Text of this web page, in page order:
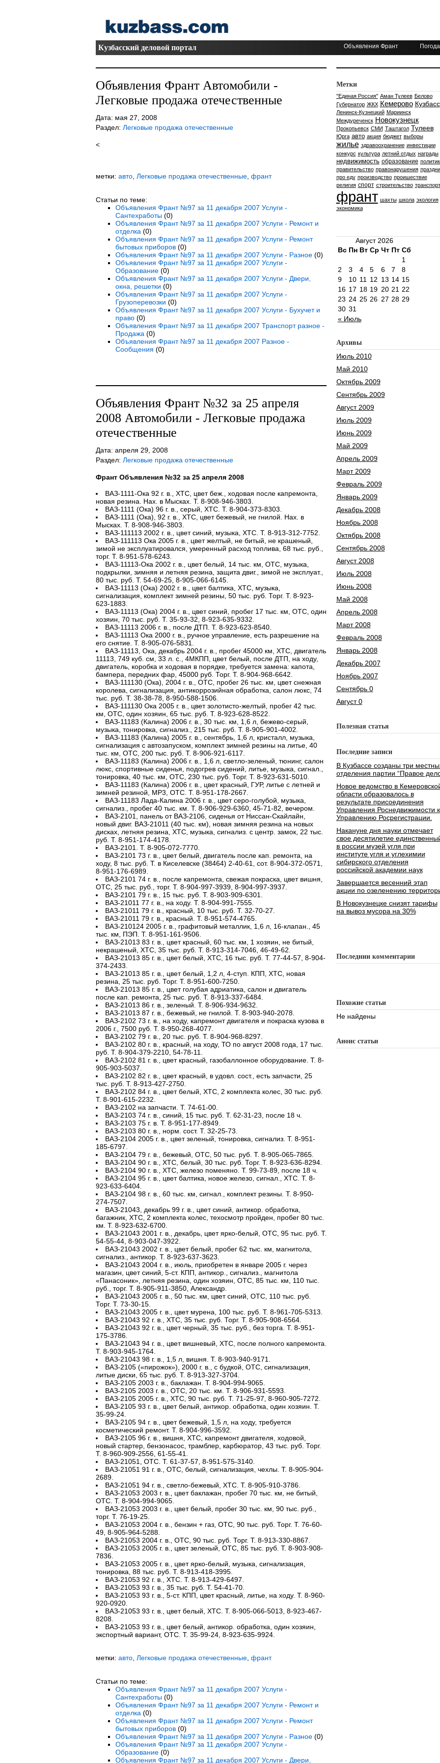
Кузбасский деловой портал Объявления Франт Погода
Объявления Франт Автомобили -
Легковые продажа отечественные
Дата: мая 27, 2008
Раздел: Легковые продажа отечественные
<
метки: авто, Легковые продажа отечественные, франт
Статьи по теме:
Объявления Франт №97 за 11 декабря 2007 Услуги -
Сантехработы(0)
Объявления Франт №97 за 11 декабря 2007 Услуги - Ремонт и
отделка (0)
Объявления Франт №97 за 11 декабря 2007 Услуги - Ремонт
бытовых приборов(0)
Объявления Франт №97 за 11 декабря 2007 Услуги - Разное(0)
Объявления Франт №97 за 11 декабря 2007 Услуги -
Образование(0)
Объявления Франт №97 за 11 декабря 2007 Услуги - Двери,
окна, решетки (0)
Объявления Франт №97 за 11 декабря 2007 Услуги -
Грузоперевозки (0)
Объявления Франт №97 за 11 декабря 2007 Услуги - Бухучет и
право(0)
Объявления Франт №97 за 11 декабря 2007 Транспорт разное -
Продажа (0)
Объявления Франт №97 за 11 декабря 2007 Разное -
Сообщения (0)
Объявления Франт №32 за 25 апреля
2008 Автомобили - Легковые продажа
отечественные
Дата: апреля 29, 2008
Раздел: Легковые продажа отечественные
Франт Объявления №32 за 25 апреля 2008
ВАЗ-1111-Ока 92 г. в., ХТС, цвет беж., ходовая после капремонта,
новая резина. Нах. в Мысках. Т. 8-908-946-3803.
ВАЗ-1111 (Ока) 96 г. в., серый, ХТС. Т. 8-904-373-8303.
ВАЗ-1111 (Ока), 92 г. в., ХТС, цвет бежевый, не гнилой. Нах. в
Мысках. Т. 8-908-946-3803.
ВАЗ-111113 2002 г. в., цвет синий, музыка, ХТС. Т. 8-913-312-7752.
ВАЗ-111113 Ока 2005 г. в., цвет желтый, не битый, не крашеный,
зимой не эксплуатировался, умеренный расход топлива, 68 тыс. руб.,
торг. Т. 8-951-578-6243.
ВАЗ-11113-Ока 2002 г. в., цвет белый, 14 тыс. км, ОТС, музыка,
подкрылки, зимняя и летняя резина, защита двиг., зимой не эксплуат.,
80 тыс. руб. Т. 54-69-25, 8-905-066-6145.
ВАЗ-11113 (Ока) 2002 г. в., цвет балтика, ХТС, музыка,
сигнализация, комплект зимней резины, 50 тыс. руб. Торг. Т. 8-923-
623-1883.
ВАЗ-11113 (Ока) 2004 г. в., цвет синий, пробег 17 тыс. км, ОТС, один
хозяин, 70 тыс. руб. Т. 35-93-32, 8-923-635-9332.
ВАЗ-11113 2006 г. в., после ДТП. Т. 8-923-623-8540.
ВАЗ-11113 Ока 2000 г. в., ручное управление, есть разрешение на
его снятие. Т. 8-905-076-5831.
ВАЗ-11113, Ока, декабрь 2004 г. в., пробег 45000 км, ХТС, двигатель
11113, 749 куб. см, 33 л. с., 4МКПП, цвет белый, после ДТП, на ходу,
двигатель, коробка и ходовая в порядке, требуется замена: капота,
бампера, передних фар, 45000 руб. Торг. Т. 8-904-968-6642.
ВАЗ-111130 (Ока), 2004 г. в., ОТС, пробег 26 тыс. км, цвет снежная
королева, сигнализация, антикоррозийная обработка, салон люкс, 74
тыс. руб. Т. 38-38-78, 8-950-588-1506.
ВАЗ-111130 Ока 2005 г. в., цвет золотисто-желтый, пробег 42 тыс.
км, ОТС, один хозяин, 65 тыс. руб. Т. 8-923-628-8522.
ВАЗ-11183 (Калина) 2006 г. в., 30 тыс. км, 1,6 л, бежево-серый,
музыка, тонировка, сигнализ., 215 тыс. руб. Т. 8-905-901-4002.
ВАЗ-11183 (Калина) 2005 г. в., сентябрь, 1,6 л, кристалл, музыка,
сигнализация с автозапуском, комплект зимней резины на литье, 40
тыс. км, ОТС, 200 тыс. руб. Т. 8-906-921-6117.
ВАЗ-11183 (Калина) 2006 г. в., 1,6 л, светло-зеленый, тюнинг, салон
люкс, спортивные сиденья, подогрев сидений, литье, музыка, сигнал.,
тонировка, 40 тыс. км, ОТС, 230 тыс. руб. Торг. Т. 8-923-631-5010.
ВАЗ-11183 (Калина) 2006 г. в., цвет красный, ГУР, литье с летней и
зимней резиной, МР3, ОТС. Т. 8-951-178-2667.
ВАЗ-11183 Лада-Калина 2006 г. в., цвет серо-голубой, музыка,
сигнализ., пробег 40 тыс. км. Т. 8-906-929-6360, 45-71-82, вечером.
ВАЗ-2101, панель от ВАЗ-2106, сиденья от Ниссан-Скайлайн,
новый двиг. ВАЗ-21011 (40 тыс. км), новая зимняя резина на новых
дисках, летняя резина, ХТС, музыка, сигнализ. с центр. замок, 22 тыс.
руб. Т. 8-951-174-4178.
ВАЗ-2101. Т. 8-905-072-7770.
ВАЗ-2101 73 г. в., цвет белый, двигатель после кап. ремонта, на
ходу, 8 тыс. руб. Т. в Киселевске (38464) 2-40-61, сот. 8-904-372-0571,
8-951-176-6989.
ВАЗ-2101 74 г. в., после капремонта, свежая покраска, цвет вишня,
ОТС, 25 тыс. руб., торг. Т. 8-904-997-3939, 8-904-997-3937.
ВАЗ-2101 79 г. в., 15 тыс. руб. Т. 8-903-909-6301.
ВАЗ-21011 77 г. в., на ходу. Т. 8-904-991-7555.
ВАЗ-21011 79 г. в., красный, 10 тыс. руб. Т. 32-70-27.
ВАЗ-21011 79 г. в., красный. Т. 8-951-574-4765.
ВАЗ-210124 2005 г. в., графитовый металлик, 1,6 л, 16-клапан., 45
тыс. км, ПЭП. Т. 8-951-161-9506.
ВАЗ-21013 83 г. в., цвет красный, 60 тыс. км, 1 хозяин, не битый,
некрашеный, ХТС, 35 тыс. руб. Т. 8-913-314-7046, 46-49-62.
ВАЗ-21013 85 г. в., цвет белый, ХТС, 16 тыс. руб. Т. 77-44-57, 8-904-
374-2433.
ВАЗ-21013 85 г. в., цвет белый, 1,2 л, 4-ступ. КПП, ХТС, новая
резина, 25 тыс. руб. Торг. Т. 8-951-600-7250.
ВАЗ-21013 85 г. в., цвет голубая адриатика, салон и двигатель
после кап. ремонта, 25 тыс. руб. Т. 8-913-337-6484.
ВАЗ-21013 86 г. в., зеленый. Т. 8-906-934-9632.
ВАЗ-21013 87 г. в., бежевый, не гнилой. Т. 8-903-940-2078.
ВАЗ-2102 73 г. в., на ходу, капремонт двигателя и покраска кузова в
2006 г., 7500 руб. Т. 8-950-268-4077.
ВАЗ-2102 79 г. в., 20 тыс. руб. Т. 8-904-968-8297.
ВАЗ-2102 80 г. в., красный, на ходу, ТО по август 2008 года, 17 тыс.
руб. Т. 8-904-379-2210, 54-78-11.
ВАЗ-2102 81 г. в., цвет красный, газобаллонное оборудование. Т. 8-
905-903-5037.
ВАЗ-2102 82 г. в., цвет красный, в удовл. сост., есть запчасти, 25
тыс. руб. Т. 8-913-427-2750.
ВАЗ-2102 84 г. в., цвет белый, ХТС, 2 комплекта колес, 30 тыс. руб.
Т. 8-901-615-2232.
ВАЗ-2102 на запчасти. Т. 74-61-00.
ВАЗ-2103 74 г. в., синий, 15 тыс. руб. Т. 62-31-23, после 18 ч.
ВАЗ-2103 75 г. в. Т. 8-951-177-8949.
ВАЗ-2103 80 г. в., норм. сост. Т. 32-25-73.
ВАЗ-2104 2005 г. в., цвет зеленый, тонировка, сигнализ. Т. 8-951-
185-6797.
ВАЗ-2104 79 г. в., бежевый, ОТС, 50 тыс. руб. Т. 8-905-065-7865.
ВАЗ-2104 90 г. в., ХТС, белый, 30 тыс. руб. Торг. Т. 8-923-636-8294.
ВАЗ-2104 90 г. в., ХТС, железо поменяно. Т. 99-73-89, после 18 ч.
ВАЗ-2104 95 г. в., цвет балтика, новое железо, сигнал., ХТС. Т. 8-
923-633-6404.
ВАЗ-2104 98 г. в., 60 тыс. км, сигнал., комплект резины. Т. 8-950-
274-7507.
ВАЗ-21043, декабрь 99 г. в., цвет синий, антикор. обработка,
багажник, ХТС, 2 комплекта колес, техосмотр пройден, пробег 80 тыс.
км. Т. 8-923-632-6700.
ВАЗ-21043 2001 г. в., декабрь, цвет ярко-белый, ОТС, 95 тыс. руб. Т.
54-55-44, 8-903-047-3922.
ВАЗ-21043 2002 г. в., цвет белый, пробег 62 тыс. км, магнитола,
сигнализ., антикор. Т. 8-923-637-3623.
ВАЗ-21043 2004 г. в., июль, приобретен в январе 2005 г. через
магазин, цвет синий, 5-ст. КПП, антикор., сигнализ., магнитола
«Панасоник», летняя резина, один хозяин, ОТС, 85 тыс. км, 110 тыс.
руб., торг. Т. 8-905-911-3850, Александр.
ВАЗ-21043 2005 г. в., 50 тыс. км, цвет синий, ОТС, 110 тыс. руб.
Торг. Т. 73-30-15.
ВАЗ-21043 2005 г. в., цвет мурена, 100 тыс. руб. Т. 8-961-705-5313.
ВАЗ-21043 92 г. в., ХТС, 35 тыс. руб. Торг. Т. 8-905-908-6564.
ВАЗ-21043 92 г. в., цвет черный, 35 тыс. руб., без торга. Т. 8-951-
175-3786.
ВАЗ-21043 94 г. в., цвет вишневый, ХТС, после полного капремонта.
Т. 8-903-945-1764.
ВАЗ-21043 98 г. в., 1,5 л, вишня. Т. 8-903-940-9171.
ВАЗ-2105 («пирожок»), 2000 г. в., с будкой, ОТС, сигнализация,
литые диски, 65 тыс. руб. Т. 8-913-327-3704.
ВАЗ-2105 2003 г. в., баклажан. Т. 8-904-994-9065.
ВАЗ-2105 2003 г. в., ОТС, 20 тыс. км. Т. 8-906-931-5593.
ВАЗ-2105 2005 г. в., ХТС, 90 тыс. руб. Т. 71-25-97, 8-960-905-7272.
ВАЗ-2105 93 г. в., цвет белый, антикор. обработка, один хозяин. Т.
35-99-24.
ВАЗ-2105 94 г. в., цвет бежевый, 1,5 л, на ходу, требуется
косметический ремонт. Т. 8-904-996-3592.
ВАЗ-2105 96 г. в., вишня, ХТС, капремонт двигателя, ходовой,
новый стартер, бензонасос, трамблер, карбюратор, 43 тыс. руб. Торг.
Т. 8-960-909-2556, 61-55-41.
ВАЗ-21051, ОТС. Т. 61-37-57, 8-951-575-3140.
ВАЗ-21051 91 г. в., ОТС, белый, сигнализация, чехлы. Т. 8-905-904-
2689.
ВАЗ-21051 94 г. в., светло-бежевый, ХТС. Т. 8-905-910-3786.
ВАЗ-21053 2003 г. в., цвет баклажан, пробег 70 тыс. км, не битый,
ОТС. Т. 8-904-994-9065.
ВАЗ-21053 2003 г. в., цвет белый, пробег 30 тыс. км, 90 тыс. руб.,
торг. Т. 76-19-25.
ВАЗ-21053 2004 г. в., бензин + газ, ОТС, 90 тыс. руб. Торг. Т. 76-60-
49, 8-905-964-5288.
ВАЗ-21053 2004 г. в., ОТС, 90 тыс. руб. Торг. Т. 8-913-330-8867.
ВАЗ-21053 2005 г. в., цвет зеленый, ОТС, 85 тыс. руб. Т. 8-903-908-
7836.
ВАЗ-21053 2005 г. в., цвет ярко-белый, музыка, сигнализация,
тонировка, 88 тыс. руб. Т. 8-913-418-3995.
ВАЗ-21053 92 г. в., ХТС. Т. 8-913-429-6497.
ВАЗ-21053 93 г. в., 35 тыс. руб. Т. 54-41-70.
ВАЗ-21053 93 г. в., 5-ст. КПП, цвет красный, литье, на ходу. Т. 8-960-
920-0920.
ВАЗ-21053 93 г. в., цвет белый, ХТС. Т. 8-905-066-5013, 8-923-467-
8208.
ВАЗ-21053 93 г. в., цвет белый, антикор. обработка, один хозяин,
экспортный вариант, ОТС. Т. 35-99-24, 8-923-635-9924.
метки: авто, Легковые продажа отечественные, франт
Статьи по теме:
Объявления Франт №97 за 11 декабря 2007 Услуги -
Сантехработы(0)
Объявления Франт №97 за 11 декабря 2007 Услуги - Ремонт и
отделка (0)
Объявления Франт №97 за 11 декабря 2007 Услуги - Ремонт
бытовых приборов(0)
Объявления Франт №97 за 11 декабря 2007 Услуги - Разное(0)
Объявления Франт №97 за 11 декабря 2007 Услуги -
Образование(0)
Объявления Франт №97 за 11 декабря 2007 Услуги - Двери,
Метки
"Единая Россия" Аман Тулеев Белово
Губернатор ЖКХ Кемерово Кузбасс
Ленинск-Кузнецкий Мариинск
Междуреченск Новокузнецк
Прокопьевск СМИ Таштагол Тулеев
Юрга авто акция бюджет выборы
жилье здравоохранение инвестиции
конкурс культура летний отдых награды
недвижимость образование
правительство правонарушения
про еду производство проишествие
религия спорт строительство транспорт
франт шахты школа экология
экономика
Август 2026
Вс Пн Вт Ср Чт Пт Сб
« Июль
1
2
3 4 5 6 7
8
9
10 11 12 13 14 15
16 17 18 19 20 21 22
23 24 25 26 27 28 29
30 31
Архивы
Июль 2010
Май 2010
Октябрь 2009
Сентябрь 2009
Август 2009
Июль 2009
Июнь 2009
Май 2009
Апрель 2009
Март 2009
Февраль 2009
Январь 2009
Декабрь 2008
Ноябрь 2008
Октябрь 2008
Сентябрь 2008
Август 2008
Июль 2008
Июнь 2008
Май 2008
Апрель 2008
Март 2008
Февраль 2008
Январь 2008
Декабрь 2007
Ноябрь 2007
Сентябрь 0
Август 0
Полезная статья
Последние записи
В Кузбассе созданы три
отделения партии “Правое
Новое ведомство в
области образовалось в
результате присоединения
Управления Роснедвижимости к
Управлению Росрегистрации.
Накануне дня науки отмечает
свое десятилетие
в россии музей угля при
институте угля и углехимии
сибирского отделения
российской академии наук
Завершается весенний этап
акции по озеленению
В Новокузнецке снизят тарифы
на вывоз мусора на 30%
Последнии комментарии
Похожие статьи
Не найдены
Анонс статьи